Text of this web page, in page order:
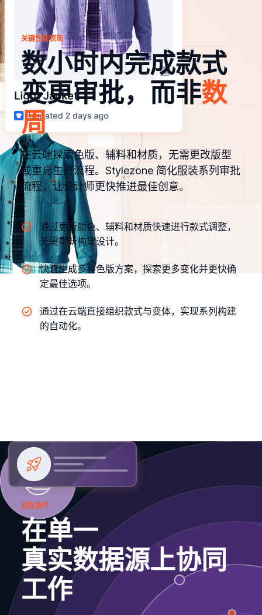
关键性能表现
数小时内完成款式
变更审批，而非数
周
在云端探索色版、辅料和材质，无需更改版型
或重启生产流程。Stylezone 简化服装系列审批
流程，让设计师更快推进最佳创意。
通过更新颜色、辅料和材质快速进行款式调整，
无需重新构建设计。
快速生成多种色版方案，探索更多变化并更快确
定最佳选项。
通过在云端直接组织款式与变体，实现系列构建
的自动化。
团队协作
在单一
真实数据源上协同
工作